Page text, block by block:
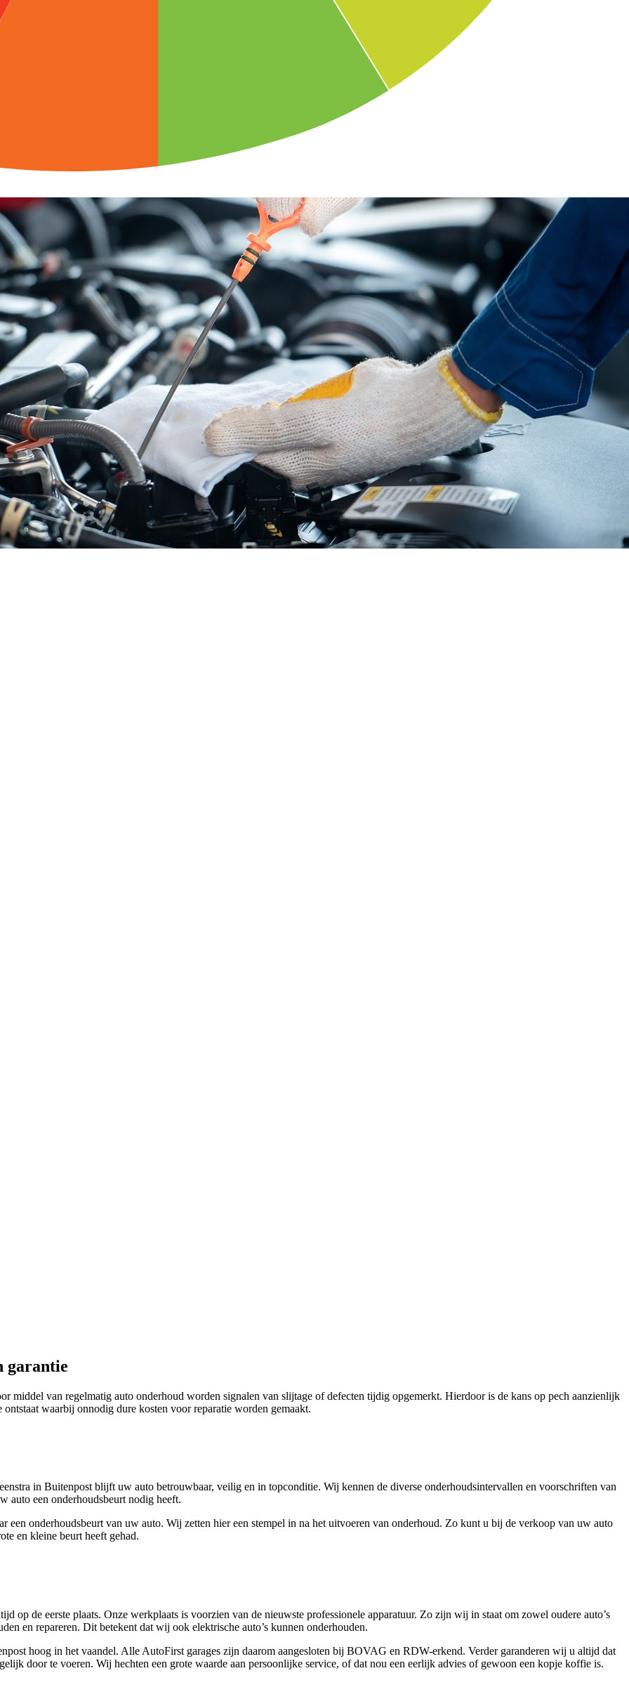
garantie
middel van regelmatig auto onderhoud worden signalen van slijtage of defecten tijdig opgemerkt. Hierdoor is de kans op pech aanzienlijk
waarbij onnodig dure kosten voor reparatie worden gemaakt.
in Buitenpost blijft uw auto betrouwbaar, veilig en in topconditie. Wij kennen de diverse onderhoudsintervallen en voorschriften van
auto een onderhoudsbeurt nodig heeft.
een onderhoudsbeurt van uw auto. Wij zetten hier een stempel in na het uitvoeren van onderhoud. Zo kunt u bij de verkoop van uw auto
en kleine beurt heeft gehad.
op de eerste plaats. Onze werkplaats is voorzien van de nieuwste professionele apparatuur. Zo zijn wij in staat om zowel oudere auto’s
en repareren. Dit betekent dat wij ook elektrische auto’s kunnen onderhouden.
hoog in het vaandel. Alle AutoFirst garages zijn daarom aangesloten bij BOVAG en RDW-erkend. Verder garanderen wij u altijd dat
door te voeren. Wij hechten een grote waarde aan persoonlijke service, of dat nou een eerlijk advies of gewoon een kopje koffie is.